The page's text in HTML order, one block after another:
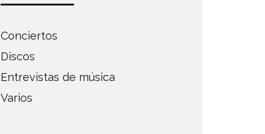
Conciertos
Discos
Entrevistas de música
Varios